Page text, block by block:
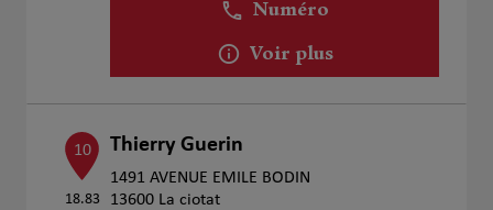
Numéro
Voir plus
10
18.83
Thierry Guerin
1491 AVENUE EMILE BODIN
13600 La ciotat